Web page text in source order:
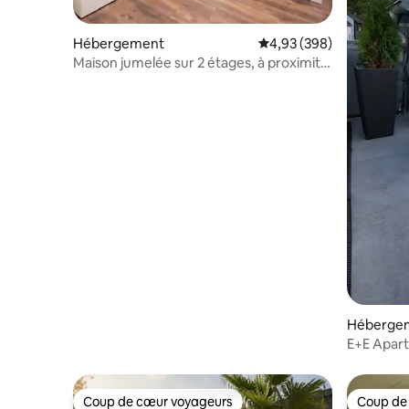
Hébergement Évaluation moyenne
4,93 (398)
Maison jumelée sur 2 étages, à proximité
E+E
Coup de cœur voyageurs Coup